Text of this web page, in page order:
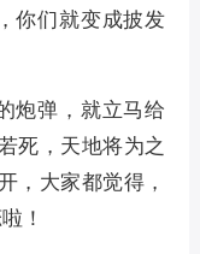
你们就变成披发
炮弹，就立马给
死，天地将为之
，大家都觉得，
！